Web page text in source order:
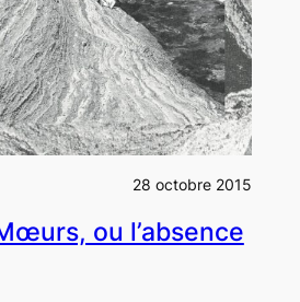
28 octobre 2015
ou l’absence